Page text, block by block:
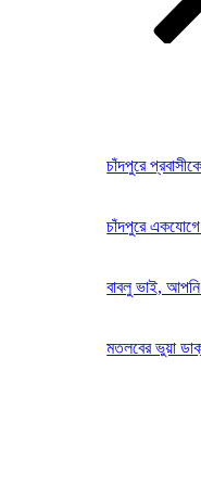
চাঁদপুরে
চাঁদপুরে একযোগে
বাবলু ভাই,
মতলবের ভুয়া